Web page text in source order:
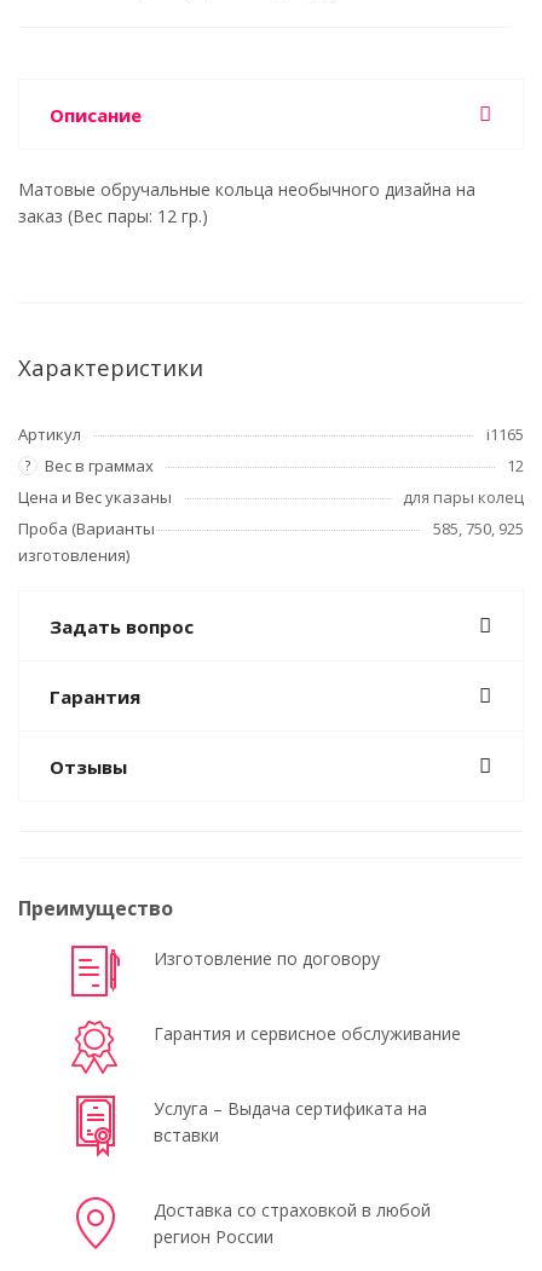
Описание
Матовые обручальные кольца необычного дизайна на
заказ (Вес пары: 12 гр.)
Характеристики
Артикул i1165
? Вес в граммах
12
Цена и Вес указаны
для пары колец
Проба (Варианты
изготовления)
585, 750, 925
Задать вопрос
Гарантия
Отзывы
Преимущество
Изготовление по договору
Гарантия и сервисное обслуживание
Услуга – Выдача сертификата на
вставки
Доставка со страховкой в любой
регион России